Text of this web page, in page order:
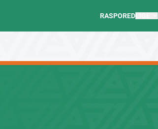
RASPORED